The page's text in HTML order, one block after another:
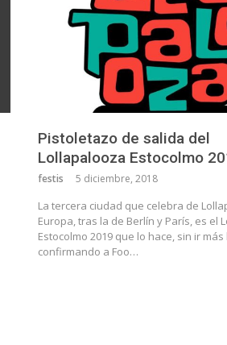
Pistoletazo de salida del
Lollapalooza Estocolmo
festis 5 diciembre, 2018
La tercera ciudad que celebra de
Europa, tras la de Berlín y París, es el
Estocolmo 2019 que lo hace, sin ir más
confirmando a Foo…